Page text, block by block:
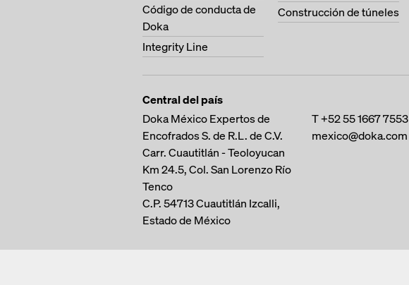
Código de conducta de
Doka
Integrity Line
Construcción de túneles
Central del país
Doka México Expertos de
Encofrados S. de R.L. de C.V.
Carr. Cuautitlán - Teoloyucan
Km 24.5, Col. San LorenzoRío
Tenco
C.P. 54713Cuautitlán Izcalli,
Estado de México
T+52 55 1667 7553
mexico@doka.com